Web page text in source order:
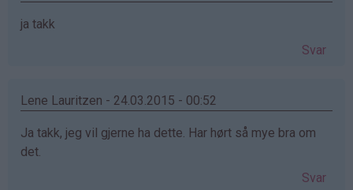
ja takk
Svar
Lene Lauritzen - 24.03.2015 - 00:52
Ja takk, jeg vil gjerne ha dette. Har hørt så mye bra om
det.
Svar